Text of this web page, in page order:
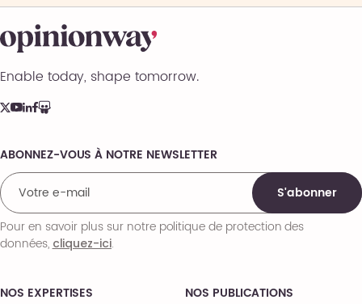
Enable today, shape tomorrow.
NOS EXPERTISES NOS PUBLICATIONS
Comments
ABONNEZ-VOUS À NOTRE NEWSLETTER
S'abonner
Pour en savoir plus sur notre politique de protection des
données,cliquez-ici.